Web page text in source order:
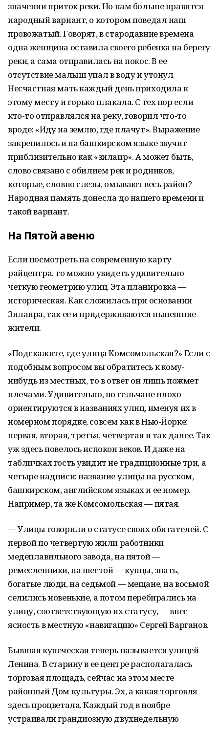
значении приток реки. Но нам больше нравится
народный вариант, о котором поведал наш
провожатый. Говорят, в стародавние времена
одна женщина оставила своего ребенка на берегу
реки, а сама отправилась на покос. В ее
отсутствие малыш упал в воду и утонул.
Несчастная мать каждый день приходила к
этому месту и горько плакала. С тех пор если
кто-то отправлялся на реку, говорил что-то
вроде: «Иду на землю, где плачут». Выражение
закрепилось и на башкирском языке звучит
приблизительно как «зилаир». А может быть,
слово связано с обилием рек и родников,
которые, словно слезы, омывают весь район?
Народная память донесла до нашего времени и
такой вариант.
На Пятой авеню
Если посмотреть на современную карту
райцентра, то можно увидеть удивительно
четкую геометрию улиц. Эта планировка —
историческая. Как сложилась при основании
Зилаира, так ее и придерживаются нынешние
жители.
«Подскажите, где улица Комсомольская?» Если с
подобным вопросом вы обратитесь к кому-
нибудь из местных, то в ответ он лишь пожмет
плечами. Удивительно, но сельчане плохо
ориентируются в названиях улиц, именуя их в
номерном порядке, совсем как в Нью-Йорке:
первая, вторая, третья, четвертая и так далее. Так
уж здесь повелось испокон веков. И даже на
табличках гость увидит не традиционные три, а
четыре надписи: название улицы на русском,
башкирском, английском языках и ее номер.
Например, та же Комсомольская — пятая.
— Улицы говорили о статусе своих обитателей. С
первой по четвертую жили работники
медеплавильного завода, на пятой —
ремесленники, на шестой — купцы, знать,
богатые люди, на седьмой — мещане, на восьмой
селились новенькие, а потом перебирались на
улицу, соответствующую их статусу, — внес
ясность в местную «навигацию» Сергей Варганов.
Бывшая купеческая теперь называется улицей
Ленина. В старину в ее центре располагалась
торговая площадь, сейчас на этом месте
районный Дом культуры. Эх, а какая торговля
здесь процветала. Каждый год в ноябре
устраивали грандиозную двухнедельную